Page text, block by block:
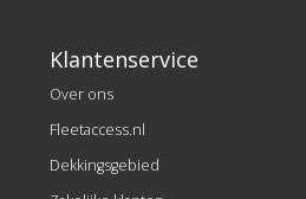
Klantenservice
Over ons
Fleetaccess.nl
Dekkingsgebied